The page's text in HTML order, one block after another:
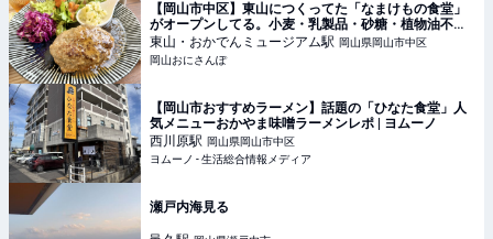
【岡山市中区】東山につくってた「なまけもの食堂」
がオープンしてる。小麦・乳製品・砂糖・植物油不使
用のやさしい食堂
東山・おかでんミュージアム駅 岡山県岡山市中区
岡山おにさんぽ
【岡山市おすすめラーメン】話題の「ひなた食堂」人
気メニューおかやま味噌ラーメンレポ | ヨムーノ
西川原駅 岡山県岡山市中区
ヨムーノ - 生活総合情報メディア
瀬戸内海見る